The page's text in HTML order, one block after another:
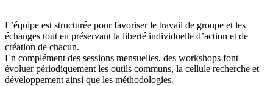
L’équipe est structurée pour favoriser le travail de groupe et les
échanges tout en préservant la liberté individuelle d’action et de
création de chacun.
En complément des sessions mensuelles, des workshops font
évoluer périodiquement les outils communs, la cellule recherche et
développement ainsi que les méthodologies.